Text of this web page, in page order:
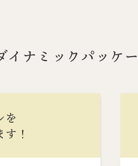
イナミックパッケ
を
！